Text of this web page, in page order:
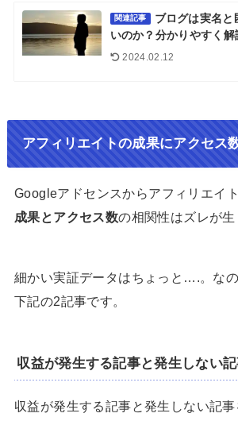
関連記事
ブログは実名と
いのか？分かりやすく解
2024.02.12
アフィリエイトの成果にアクセス
Googleアドセンスからアフィリエイ
成果とアクセス数の相関性はズレが生
細かい実証データはちょっと….。な
下記の2記事です。
収益が発生する記事と発生しない
収益が発生する記事と発生しない記